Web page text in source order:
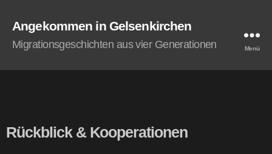
Angekommen in Gelsenkirchen
Migrationsgeschichten aus vier Generationen Menü
Rück­blick & Kooperationen